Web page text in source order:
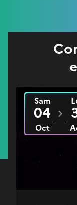
Du
Sam
04
Oct
2025 au